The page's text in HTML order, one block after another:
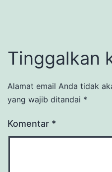
Tinggalkan
Alamat email Anda tidak
yang wajib ditandai *
Komentar *